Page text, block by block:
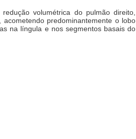
volumétrica do pulmão direito,
predominantemente o lobo
na língula e nos segmentos basais do